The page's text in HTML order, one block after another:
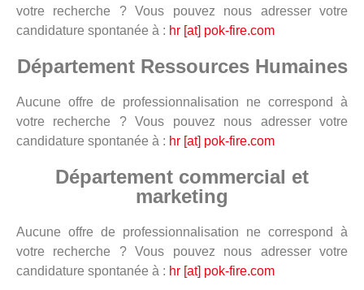
votre recherche ? Vous pouvez nous adresser votre
candidature spontanée à : hr [at] pok-fire.com
Département Ressources Humaines
Aucune offre de professionnalisation ne correspond à
votre recherche ? Vous pouvez nous adresser votre
candidature spontanée à : hr [at] pok-fire.com
Département commercial et
marketing
Aucune offre de professionnalisation ne correspond à
votre recherche ? Vous pouvez nous adresser votre
candidature spontanée à : hr [at] pok-fire.com